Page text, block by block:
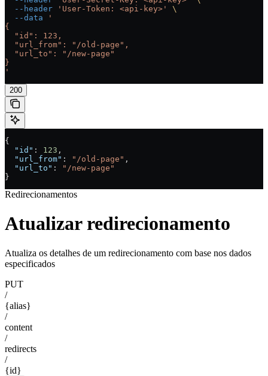
  --header
'User-Token: <api-key>'
\
  --data
'
{
  "id": 123,
  "url_from": "/old-page",
  "url_to": "/new-page"
}
'
200
{
  "id"
: 123 ,
  "url_from"
: "/old-page" ,
  "url_to"
:
"/new-page"
}
Redirecionamentos
Atualizar redirecionamento
Atualiza os detalhes de um redirecionamento com base nos dados
especificados
PUT
/
{alias}
/
content
/
redirects
/
{id}